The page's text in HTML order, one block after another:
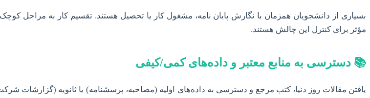
بسیاری از دانشجویان همزمان با نگارش پایان نامه، مشغول کار یا تحصیل هستند. تقسیم کار به مراحل
مؤثر برای کنترل این چالش هستند.
📚 دسترسی به منابع معتبر و داده‌های کمی/کیفی
یافتن مقالات روز دنیا، کتب مرجع و دسترسی به داده‌های اولیه (مصاحبه، پرسشنامه) یا ثانویه (گزارشات